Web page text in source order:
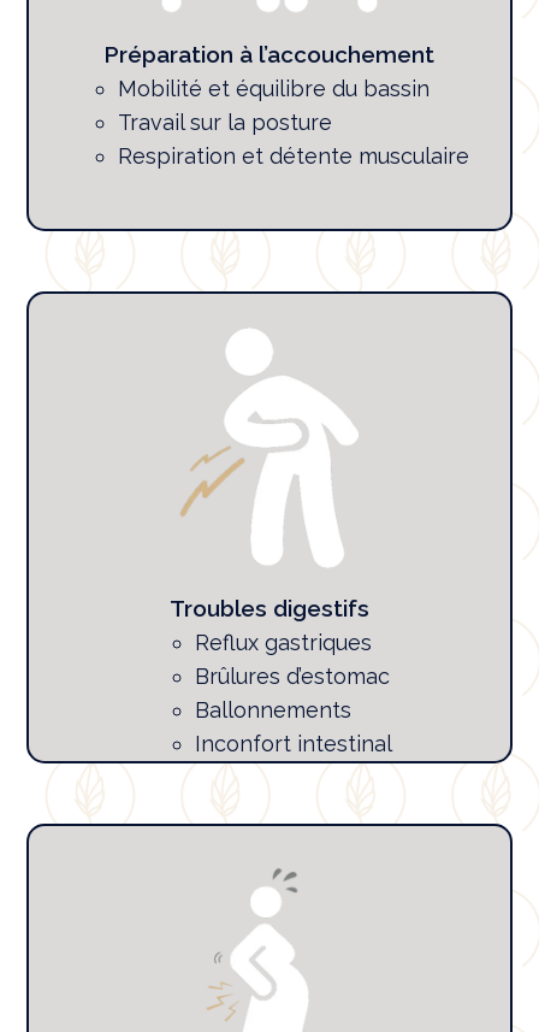
Préparation à l’accouchement
Mobilité et équilibre du bassin
Travail sur la posture
Respiration et détente musculaire
Troubles digestifs
Reflux gastriques
Brûlures d’estomac
Ballonnements
Inconfort intestinal